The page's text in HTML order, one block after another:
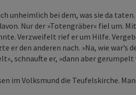
unheimlich bei dem, was sie da
Nur der »Totengräber« fiel um.
Verzweifelt rief er um Hilfe.
er den anderen nach. »Na, wie war’s
schnaufte er, »dann aber
im Volksmund die Teufelskirche.